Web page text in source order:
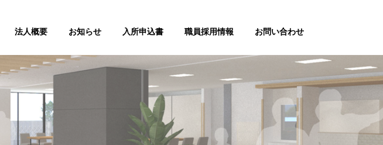
法人概要 お知らせ 入所申込書 職員採用情報 お問い合わせ